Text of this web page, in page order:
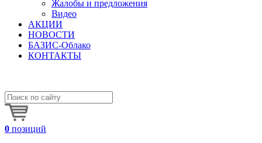
Жалобы и предложения
Видео
АКЦИИ
НОВОСТИ
БАЗИС-Облако
КОНТАКТЫ
0 позиций